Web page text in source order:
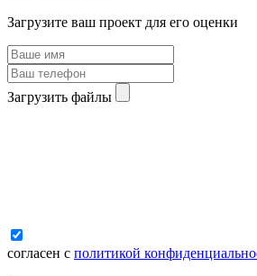
Загрузите ваш проект для его оценки
Загрузить файлы
согласен с политикой